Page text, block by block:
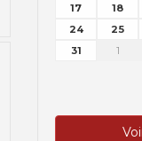
17
18
24
25
31
1